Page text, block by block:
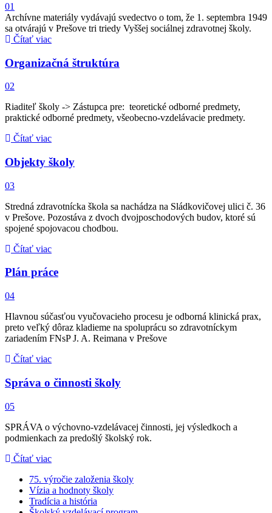
01
Archívne materiály vydávajú svedectvo o tom, že 1. septembra 1949
sa otvárajú v Prešove tri triedy Vyššej sociálnej zdravotnej školy.
Čítať viac
Organizačná štruktúra
02
Riaditeľ školy -> Zástupca pre: teoretické odborné predmety,
praktické odborné predmety, všeobecno-vzdelávacie predmety.
Čítať viac
Objekty školy
03
Stredná zdravotnícka škola sa nachádza na Sládkovičovej ulici č. 36
v Prešove. Pozostáva z dvoch dvojposchodových budov, ktoré sú
spojené spojovacou chodbou.
Čítať viac
Plán práce
04
Hlavnou súčasťou vyučovacieho procesu je odborná klinická prax,
preto veľký dôraz kladieme na spoluprácu so zdravotníckym
zariadením FNsP J. A. Reimana v Prešove
Čítať viac
Správa o činnosti školy
05
SPRÁVA o výchovno-vzdelávacej činnosti, jej výsledkoch a
podmienkach za predošlý školský rok.
Čítať viac
75. výročie založenia školy
Vízia a hodnoty školy
Tradícia a história